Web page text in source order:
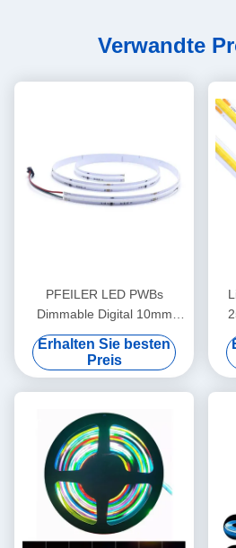
Verwandte
PFEILER LED PWBs
Dimmable Digital 10mm
RGB Streifen mit
Aluminiumprofil
Erhalten Sie besten
Preis